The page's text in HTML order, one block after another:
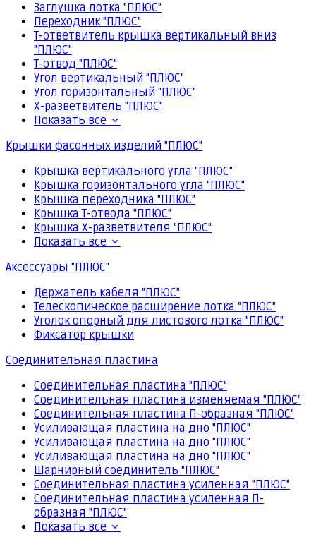
Заглушка лотка "ПЛЮС"
Переходник "ПЛЮС"
Т-ответвитель крышка вертикальный вниз
"ПЛЮС"
Т-отвод "ПЛЮС"
Угол вертикальный "ПЛЮС"
Угол горизонтальный "ПЛЮС"
Х-разветвитель "ПЛЮС"
Показать все
Крышки фасонных изделий "ПЛЮС"
Крышка вертикального угла "ПЛЮС"
Крышка горизонтального угла "ПЛЮС"
Крышка переходника "ПЛЮС"
Крышка Т-отвода "ПЛЮС"
Крышка Х-разветвителя "ПЛЮС"
Показать все
Аксессуары "ПЛЮС"
Держатель кабеля "ПЛЮС"
Телескопическое расширение лотка "ПЛЮС"
Уголок опорный для листового лотка "ПЛЮС"
Фиксатор крышки
Соединительная пластина
Соединительная пластина "ПЛЮС"
Соединительная пластина изменяемая "ПЛЮС"
Соединительная пластина П-образная "ПЛЮС"
Усиливающая пластина на дно "ПЛЮС"
Усиливающая пластина на дно "ПЛЮС"
Усиливающая пластина на дно "ПЛЮС"
Шарнирный соединитель "ПЛЮС"
Соединительная пластина усиленная "ПЛЮС"
Соединительная пластина усиленная П-
образная "ПЛЮС"
Показать все